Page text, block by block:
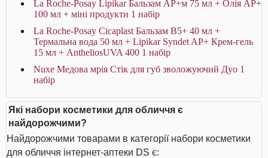
La Roche-Posay Lipikar Бальзам AP+м 75 мл + Олія AP+
100 мл + міні продукти 1 набір
La Roche-Posay Cicaplast Бальзам B5+ 40 мл +
Термальна вода 50 мл + Lipikar Syndet AP+ Крем-гель
15 мл + AntheliosUVA 400 1 набір
Nuxe Медова мрія Стік для губ зволожуючий Дуо 1
набір
Які набори косметики для обличчя є
найдорожчими?
Найдорожчими товарами в категорії набори косметики
для обличчя інтернет-аптеки DS є: